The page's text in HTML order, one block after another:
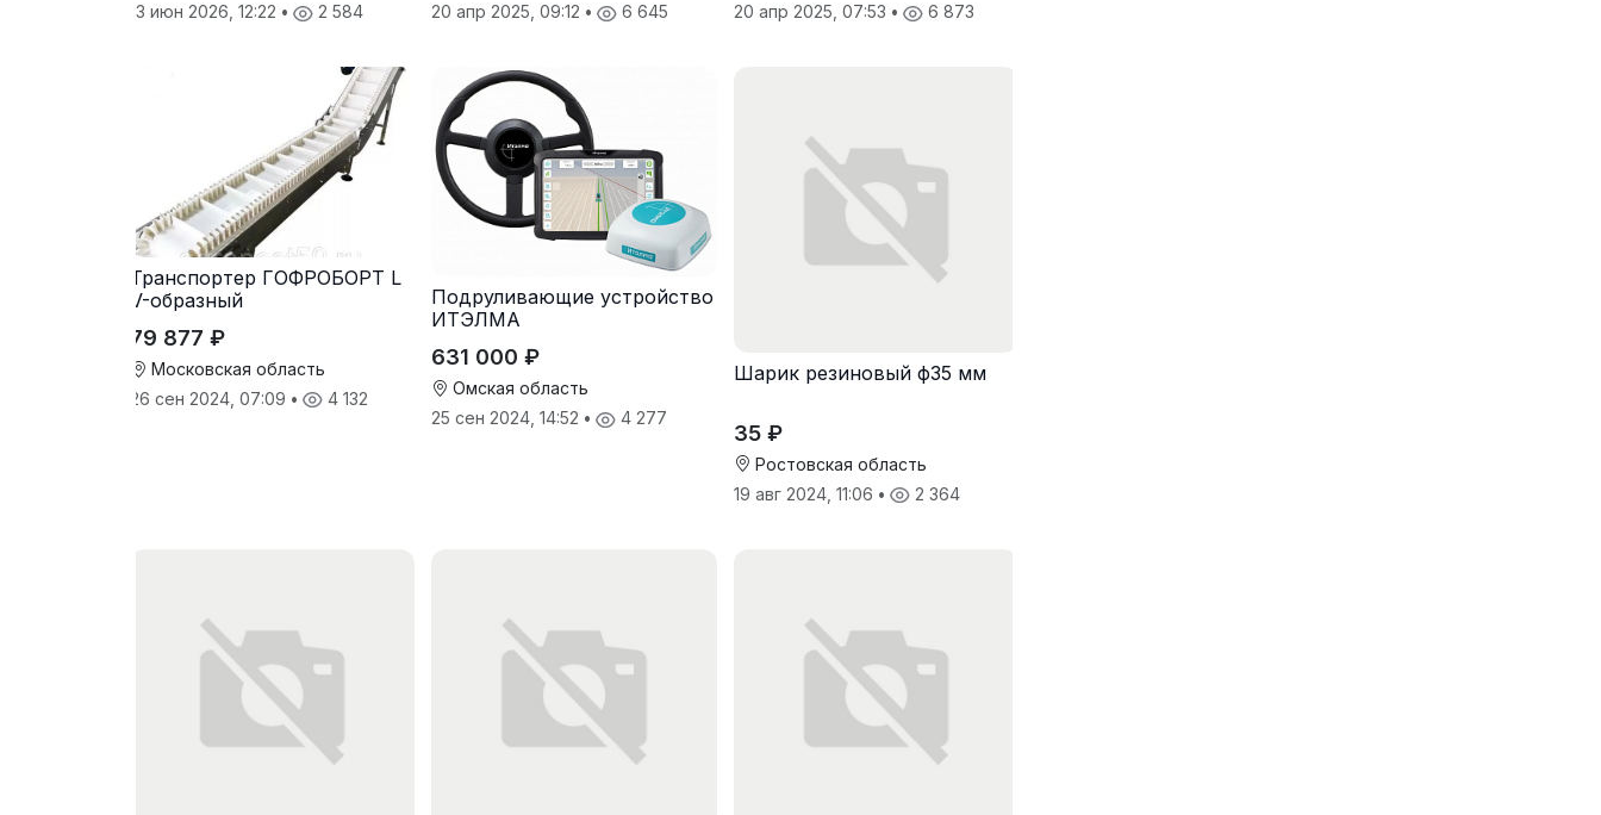
13 июн 2026, 12:22 • 2 584
20 апр 2025, 09:12 • 6 645
20 апр 2025, 07:53 • 6 873
Транспортер ГОФРОБОРТ L
V-образный
79 877 ₽
Московская область
26 сен 2024, 07:09 • 4 132
Подруливающие устройство
ИТЭЛМА
631 000 ₽
Омская область
25 сен 2024, 14:52 • 4 277
Шарик резиновый ф35 мм
35 ₽
Ростовская область
19 авг 2024, 11:06 • 2 364